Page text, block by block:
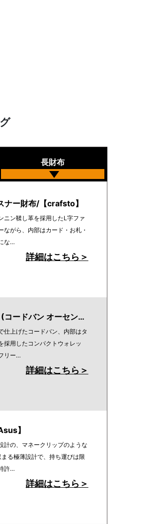
長財布
ナー財布/【crafsto】
ニン鞣し革を採用したL字ファ
がら、内部はカード・お札・
な…
詳細はこちら＞
コードバン オーセン…
仕上げたコードバン、内部はタ
採用したコンパクトウォレッ
リー…
詳細はこちら＞
】
計の、マネークリップのような
る極薄設計で、持ち運びは限
許…
詳細はこちら＞